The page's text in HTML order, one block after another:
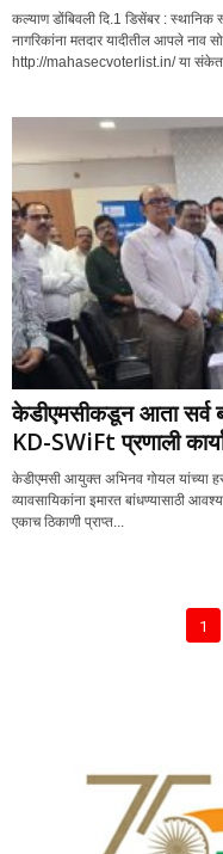
कल्याण डोंबिवली दि.1 डिसेंबर : स्थानिक
नागरिकांना मतदार यादीतील आपले नाव
http://mahasecvoterlist.in/ या
केडीएमसीकडून आता सर्व
KD-SWiFt प्रणाली
केडीएमसी आयुक्त अभिनव गोयल यांच्या
व्यावसायिकांना इमारत बांधण्यासाठी
एकाच ठिकाणी प्राप्त...
1